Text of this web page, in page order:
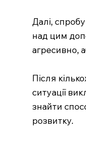
Далі,
над цим
агресивно,
Після
ситуації
знайти
розвитку.